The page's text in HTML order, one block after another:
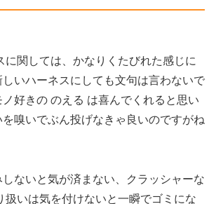
に関しては、かなりくたびれた感じに
いハーネスにしても文句は言わないで
好きの のえる は喜んでくれると思い
を嗅いでぶん投げなきゃ良いのですがね
ないと気が済まない、クラッシャーな
扱いは気を付けないと一瞬でゴミにな